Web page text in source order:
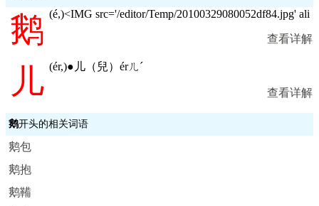
鹅 (é,)<IMG src='/editor/Temp/20100329080052df84.jpg' ali
查看详解
儿 (ér,)●儿（兒）érㄦˊ
查看详解
鹅开头的相关词语
鹅包
鹅抱
鹅鞴